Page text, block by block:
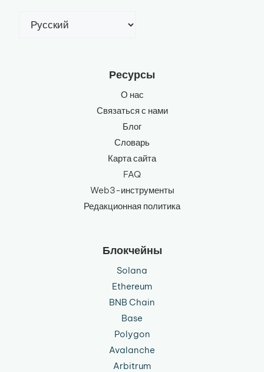
язык
Ресурсы
О нас
Связаться с нами
Блог
Словарь
Карта сайта
FAQ
Web3-инструменты
Редакционная политика
Блокчейны
Solana
Ethereum
BNB Chain
Base
Polygon
Avalanche
Arbitrum